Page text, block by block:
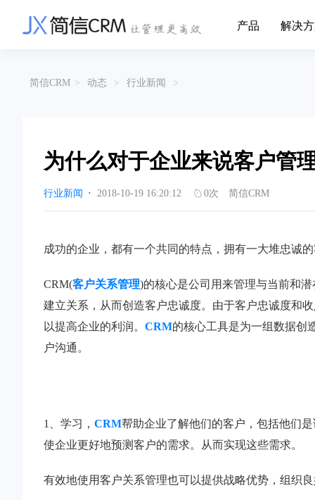
产品
营销云
从营销获客到商机转化的全流程管理
渠道云
融合分公司、经销商、总部伙伴管理
涵盖多种售前/后服务元素功能和接入
服务云
解决
挖现有客户价值以及开发更多新...
的
传媒企业自身由于数字化传媒的发
展，对其内部控制建设和完善也是...
进
互联网等相关信息技术的发展是支撑
通
帮助文档
以CRM产品为基础的功能点
关于简信
免责声明
简信CRM > 动态 > 行业新闻 >
为什么对于企业来说客户管
行业新闻 · 2018-10-19 16:20:12 0次 简信CRM
成功的企业，都有一个共同的特点，拥有一大堆忠诚
CRM(客户关系管理)的核心是公司用来管理与当前和
建立关系，从而创造客户忠诚度。由于客户忠诚度和
以提高企业的利润。 CRM的核心工具是为一组数据创
户沟通。
1、学习， CRM帮助企业了解他们的客户，包括他们
使企业更好地预测客户的需求。从而实现这些需求。
有效地使用客户关系管理也可以提供战略优势，组织